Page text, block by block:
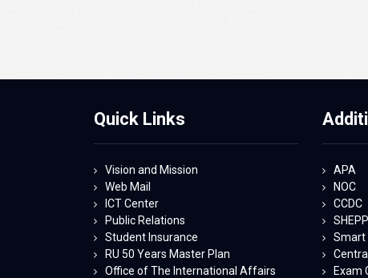
Quick Links
Vision and Mission
Web Mail
ICT Center
Public Relations
Student Insurance
RU 50 Years Master Plan
Office of The International Affairs
APA
NOC
CCDC
SHEPP
Smart
Exam